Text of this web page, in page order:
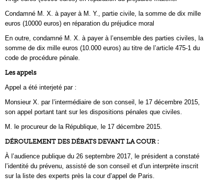
Condamné M. X. à payer à M. Y., partie civile, la somme de dix mille
euros (10000 euros) en réparation du préjudice moral
En outre, condamné M. X. à payer à l’ensemble des parties civiles, la
somme de dix mille euros (10.000 euros) au titre de l’article 475-1 du
code de procédure pénale.
Les appels
Appel a été interjeté par :
Monsieur X. par l’intermédiaire de son conseil, le 17 décembre 2015,
son appel portant tant sur les dispositions pénales que civiles.
M. le procureur de la République, le 17 décembre 2015.
DÉROULEMENT DES DÉBATS DEVANT LA COUR :
À l’audience publique du 26 septembre 2017, le président a constaté
l’identité du prévenu, assisté de son conseil et d’un interprète inscrit
sur la liste des experts près la cour d’appel de Paris.